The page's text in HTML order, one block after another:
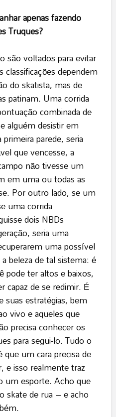
apenas fazendo
Truques?
são voltados para evitar
dependem
do skatista, mas de
patinam. Uma corrida
combinada de
alguém desistir em
parede, seria
que vencesse, a
não tivesse um
em uma ou todas as
Por outro lado, se um
uma corrida
dois NBDs
seria uma
uma possível
beleza de tal sistema: é
ter altos e baixos,
capaz de se redimir. É
suas estratégias, bem
vivo e aqueles que
precisa conhecer os
para segui-lo. Tudo o
que um cara precisa de
e isso realmente traz
um esporte. Acho que
skate de rua – e acho